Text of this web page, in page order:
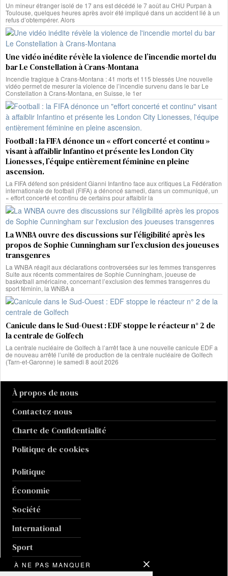
Un mineur étranger isolé de 17 ans est décédé le 7 août au CHU Purpan à
Toulouse, quelques heures après avoir été impliqué dans un accident lié à un
refus d’obtempérer. Alors
Une vidéo inédite révèle la violence de l’incendie mortel du
bar Le Constellation à Crans-Montana
Incendie tragique à Crans-Montana : 41 morts et 115 blessés Une nouvelle
vidéo permet de mesurer la violence de l’incendie survenu dans le bar Le
Constellation à Crans-Montana, en Suisse, le 1er
Football : la FIFA dénonce un « effort concerté et continu »
visant à affaiblir Infantino et présente les London City
Lionesses, l’équipe entièrement féminine en pleine
ascension.
La FIFA défend son président Gianni Infantino face aux critiques La Fédération
internationale de football (FIFA) a dénoncé samedi, dans un communiqué, un
« effort concerté et continu de certains pour affaiblir la
La WNBA ouvre des discussions sur l’éligibilité après les
propos de Sophie Cunningham sur l’exclusion des joueuses
transgenres
La WNBA réagit aux déclarations controversées sur les femmes transgenres
Suite aux récents commentaires de Sophie Cunningham, joueuse de
basketball américaine, concernant l’exclusion des femmes transgenres du
sport féminin, la WNBA a
Canicule dans le Sud-Ouest : EDF stoppe le réacteur n° 2 de
la centrale de Golfech
La centrale nucléaire de Golfech à l’arrêt face à une nouvelle canicule EDF a
de nouveau arrêté l’unité de production de la centrale nucléaire de Golfech
(Tarn-et-Garonne) le samedi 8 août 2026
À propos de nous
Contactez-nous
Charte de Confidentialité
Politique de cookies
Politique
Économie
Société
International
Sport
Culture
À NE PAS MANQUER